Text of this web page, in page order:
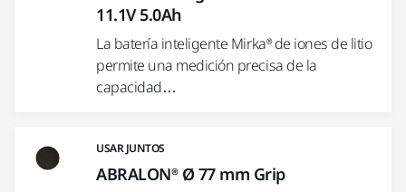
11.1V 5.0Ah
La batería inteligente Mirka® de iones de litio
permite una medición precisa de la
capacidad…
USAR JUNTOS
ABRALON® Ø 77 mm Grip